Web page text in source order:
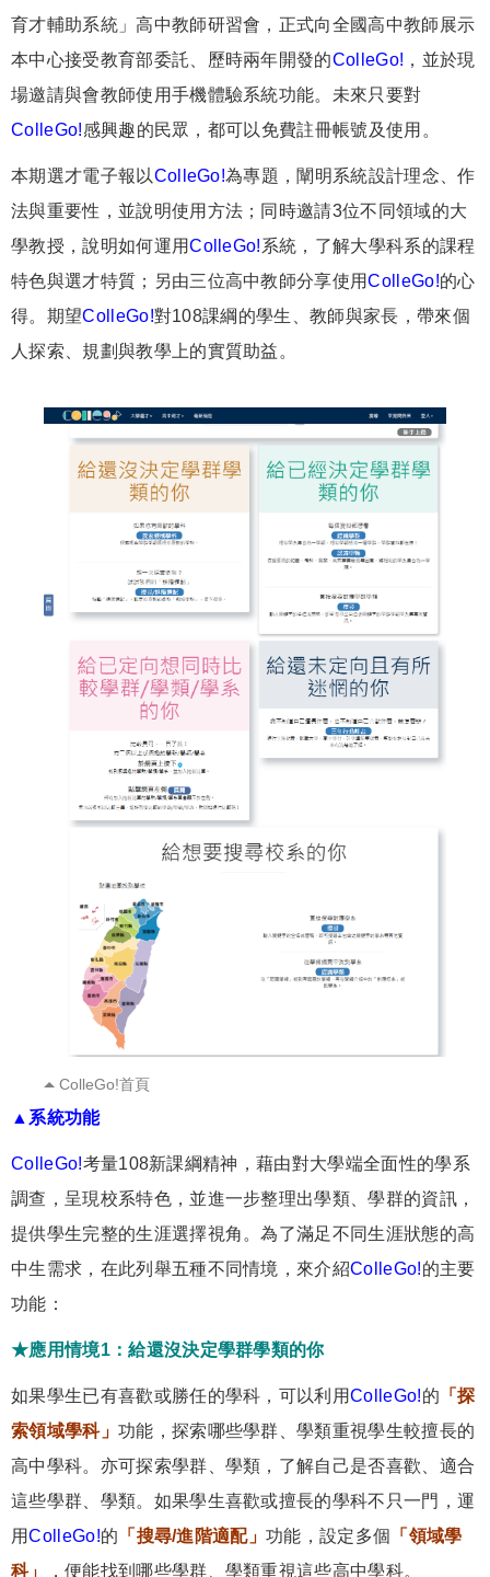
育才輔助系統」高中教師研習會，正式向全國高中教師展示
本中心接受教育部委託、歷時兩年開發的ColleGo! ，並於現
場邀請與會教師使用手機體驗系統功能。未來只要對
ColleGo!感興趣的民眾，都可以免費註冊帳號及使用。
本期選才電子報以ColleGo!為專題，闡明系統設計理念、作
法與重要性，並說明使用方法；同時邀請3位不同領域的大
學教授，說明如何運用ColleGo!系統，了解大學科系的課程
特色與選才特質；另由三位高中教師分享使用ColleGo!的心
得。期望ColleGo!對108課綱的學生、教師與家長，帶來個
人探索、規劃與教學上的實質助益。
ColleGo!首頁
▲系統功能
ColleGo!考量108新課綱精神，藉由對大學端全面性的學系
調查，呈現校系特色，並進一步整理出學類、學群的資訊，
提供學生完整的生涯選擇視角。為了滿足不同生涯狀態的高
中生需求，在此列舉五種不同情境，來介紹ColleGo!的主要
功能：
★應用情境1：給還沒決定學群學類的你
如果學生已有喜歡或勝任的學科，可以利用ColleGo!的 「探
索領域學科」 功能，探索哪些學群、學類重視學生較擅長的
高中學科。亦可探索學群、學類，了解自己是否喜歡、適合
這些學群、學類。如果學生喜歡或擅長的學科不只一門，運
用ColleGo!的 「搜尋/進階適配」功能，設定多個 「領域學
科」
，便能找到哪些學群、學類重視這些高中學科。